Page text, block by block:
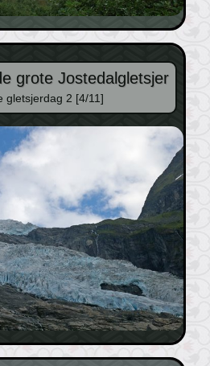
grote Jostedalgletsjer
gletsjerdag 2 [4/11]